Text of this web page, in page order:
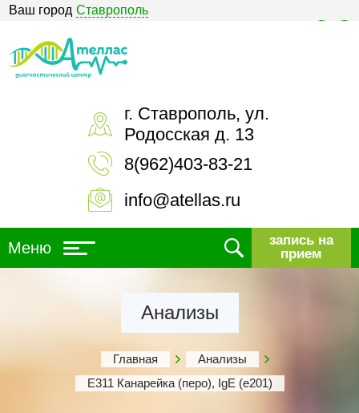
Ваш город Ставрополь
г. Ставрополь, ул.
Родосская д. 13
8(962)403-83-21
info@atellas.ru
Меню
запись на
прием
Анализы
Главная
Анализы
Е311 Канарейка (перо), IgE (е201)